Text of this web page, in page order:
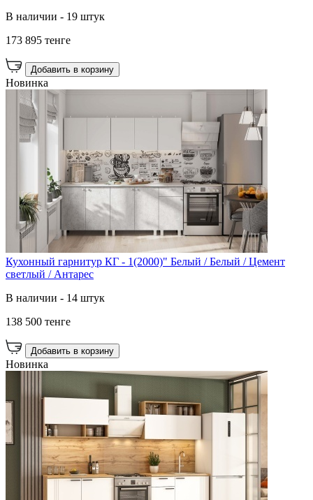
В наличии - 19 штук
173 895 тенге
Добавить в корзину
Новинка
Кухонный гарнитур КГ - 1(2000)" Белый / Белый / Цемент
светлый / Антарес
В наличии - 14 штук
138 500 тенге
Добавить в корзину
Новинка